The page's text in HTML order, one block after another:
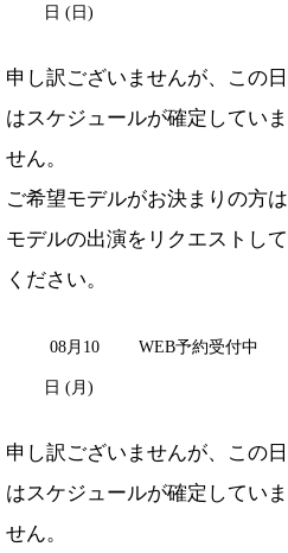
日 (日)
申し訳ございませんが、この日
はスケジュールが確定していま
せん。
ご希望モデルがお決まりの方は
モデルの出演をリクエスト して
ください。
08月10
日 (月)
WEB予約受付中
申し訳ございませんが、この日
はスケジュールが確定していま
せん。